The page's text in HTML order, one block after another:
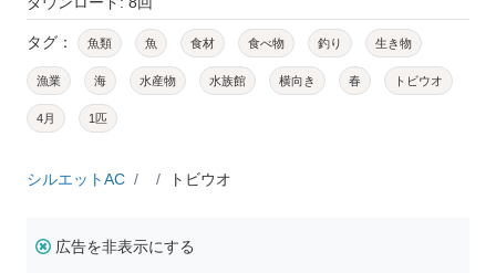
タグ： 魚類 魚 食材 食べ物 釣り 生き物
漁業 海 水産物 水族館 横向き 春 トビウオ
4月 1匹
シルエットAC トビウオ
広告を非表示にする